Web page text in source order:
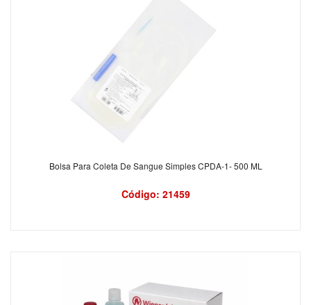
Bolsa Para Coleta De Sangue Simples CPDA-1- 500 ML
Código: 21459